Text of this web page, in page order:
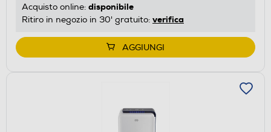
Acquisto online: disponibile
Ritiro in negozio in 30' gratuito: verifica
AGGIUNGI